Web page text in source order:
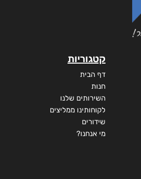
קטגוריות
דף הבית
חנות
השירותים שלנו
לקוחותינו ממליצים
שידורים
מי אנחנו?